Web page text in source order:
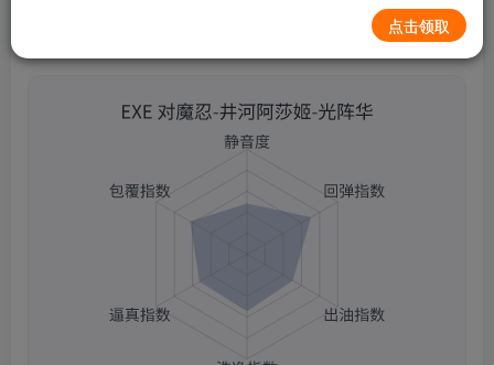
EXE 对魔忍-井河阿莎姬-光阵华
点击领取